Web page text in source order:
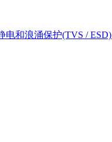
电和浪涌保护(TVS / ESD)